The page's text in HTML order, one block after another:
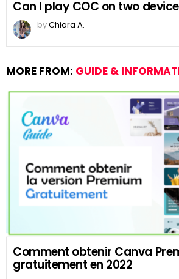
Can I play COC on two
byChiara A.
MORE FROM: GUIDE &
Comment obtenir Canva
gratuitement en 2022